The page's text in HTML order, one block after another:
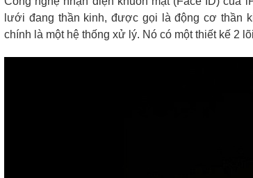
lưới đang thần kinh, được gọi là động cơ thần
chính là một hệ thống xử lý. Nó có một thiết kế 2